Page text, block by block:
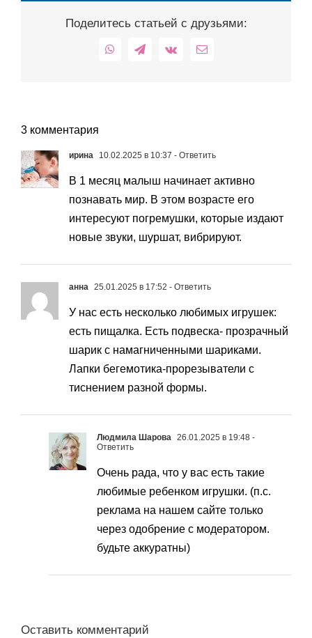
Поделитесь статьей с друзьями:
WhatsAppTelegram
Vk Email
3 комментария
ирина 10.02.2025 в 10:37 - Ответить
В 1 месяц малыш начинает активно
познавать мир. В этом возрасте его
интересуют погремушки, которые издают
новые звуки, шуршат, вибрируют.
анна 25.01.2025 в 17:52 - Ответить
У нас есть несколько любимых игрушек:
есть пищалка. Есть подвеска- прозрачный
шарик с намагниченными шариками.
Лапки бегемотика-прорезыватели с
тиснением разной формы.
Людмила Шарова 26.01.2025 в 19:48 -
Ответить
Очень рада, что у вас есть такие
любимые ребенком игрушки. (п.с.
реклама на нашем сайте только
через одобрение с модератором.
будьте аккуратны)
Оставить комментарий